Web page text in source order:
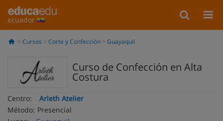
ecuador
Cursos Corte y Confección Guayaquil
Curso de Confección en Alta
Costura
Centro:
Arleth Atelier
Método: Presencial